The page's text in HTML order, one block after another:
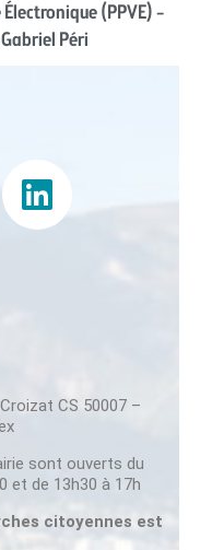
(PPVE) –
Péri
CS 50007 –
sont ouverts du
et de 13h30 à 17h
citoyennes est